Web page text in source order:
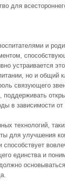
для
и
устраивается
но и общий
связующего
в зависимости
технологий,
для улучшения
единства и